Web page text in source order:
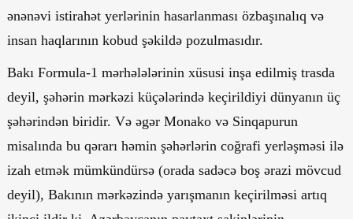
ənənəvi istirahət yerlərinin hasarlanması özbaşınalıq və
insan haqlarının kobud şəkildə pozulmasıdır.
Bakı Formula-1 mərhələlərinin xüsusi inşa edilmiş trasda
deyil, şəhərin mərkəzi küçələrində keçirildiyi dünyanın üç
şəhərindən biridir. Və əgər Monako və Sinqapurun
misalında bu qərarı həmin şəhərlərin coğrafi yerləşməsi ilə
izah etmək mümkündürsə (orada sadəcə boş ərazi mövcud
deyil), Bakının mərkəzində yarışmanın keçirilməsi artıq